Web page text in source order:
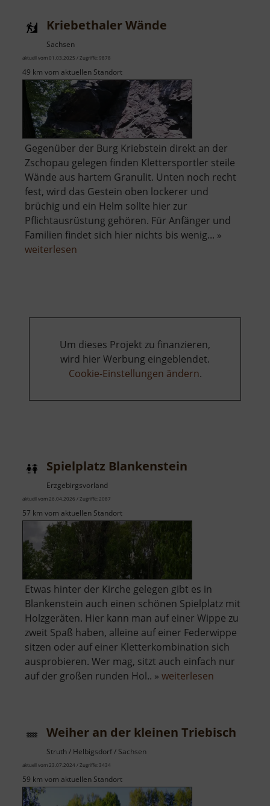
Kriebethaler Wände
Sachsen
aktuell vom 01.03.2025 / Zugriffe: 9878
49 km vom aktuellen Standort
Gegenüber der Burg Kriebstein direkt an der
Zschopau gelegen finden Klettersportler steile
Wände aus hartem Granulit. Unten noch recht
fest, wird das Gestein oben lockerer und
brüchig und ein Helm sollte hier zur
Pflichtausrüstung gehören. Für Anfänger und
Familien findet sich hier nichts bis wenig... »
weiterlesen
Um dieses Projekt zu finanzieren,
wird hier Werbung eingeblendet.
Cookie-Einstellungen ändern.
Spielplatz Blankenstein
Erzgebirgsvorland
aktuell vom 26.04.2026 / Zugriffe: 2087
57 km vom aktuellen Standort
Etwas hinter der Kirche gelegen gibt es in
Blankenstein auch einen schönen Spielplatz mit
Holzgeräten. Hier kann man auf einer Wippe zu
zweit Spaß haben, alleine auf einer Federwippe
sitzen oder auf einer Kletterkombination sich
ausprobieren. Wer mag, sitzt auch einfach nur
auf der großen runden Hol.. » weiterlesen
Weiher an der kleinen Triebisch
Struth / Helbigsdorf / Sachsen
aktuell vom 23.07.2024 / Zugriffe: 3434
59 km vom aktuellen Standort